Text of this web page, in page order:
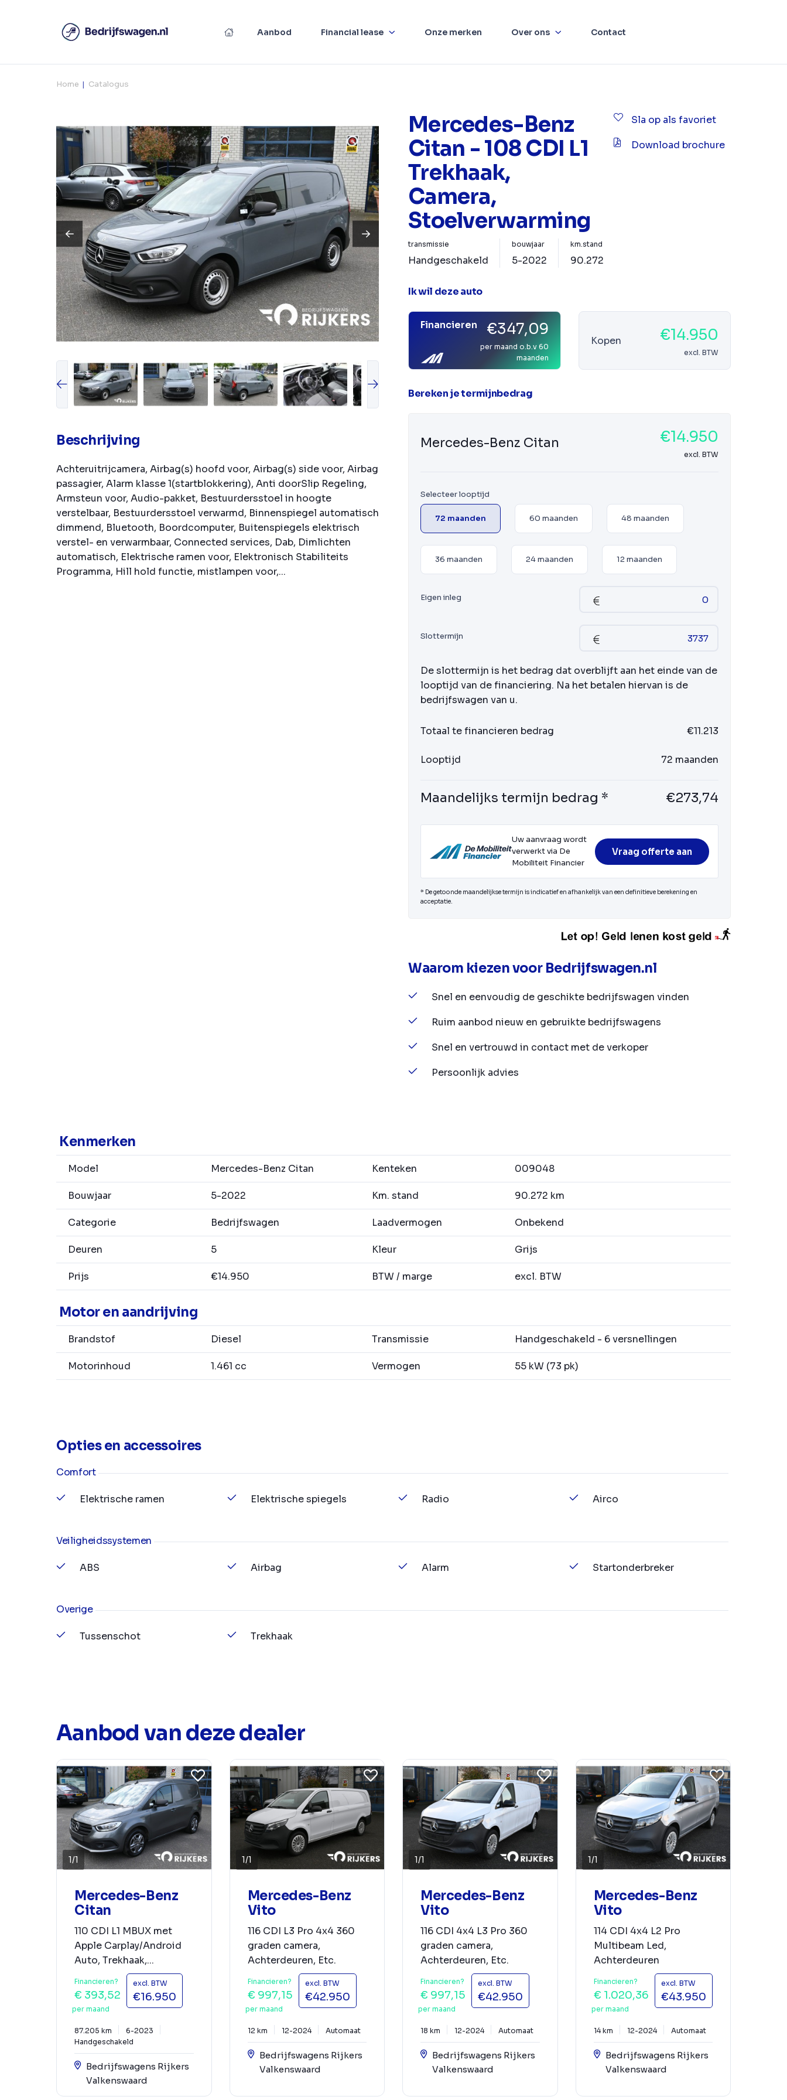
Aanbod Financial lease Onze merken Over ons Contact
Home Catalogus
Beschrijving
Achteruitrijcamera, Airbag(s) hoofd voor, Airbag(s) side voor, Airbag
passagier, Alarm klasse 1(startblokkering), Anti doorSlip Regeling,
Armsteun voor, Audio-pakket, Bestuurdersstoel in hoogte
verstelbaar, Bestuurdersstoel verwarmd, Binnenspiegel automatisch
dimmend, Bluetooth, Boordcomputer, Buitenspiegels elektrisch
verstel- en verwarmbaar, Connected services, Dab, Dimlichten
automatisch, Elektrische ramen voor, Elektronisch Stabiliteits
Programma, Hill hold functie, mistlampen voor,...
Mercedes-Benz
Citan - 108 CDI L1
Trekhaak,
Camera,
Stoelverwarming
Sla op als favoriet
Download brochure
transmissie
Handgeschakeld
bouwjaar
5-2022
km.stand
90.272
Ik wil deze auto
Financieren €347,09
per maand o.b.v 60
maanden
Kopen €14.950
excl. BTW
Bereken je termijnbedrag
Mercedes-Benz Citan €14.950
excl. BTW
Selecteer looptijd
72 maanden 60 maanden 48 maanden
36 maanden 24 maanden 12 maanden
Eigen inleg
Slottermijn
De slottermijn is het bedrag dat overblijft aan het einde van de
looptijd van de financiering. Na het betalen hiervan is de
bedrijfswagen van u.
Totaal te financieren bedrag €11.213
Looptijd 72 maanden
Maandelijks termijn bedrag * €273,74
Uw aanvraag wordt
verwerkt via De
Mobiliteit Financier
Vraag offerte aan
* De getoonde maandelijkse termijn is indicatief en afhankelijk van een definitieve berekening en
acceptatie.
Waarom kiezen voor Bedrijfswagen.nl
Snel en eenvoudig de geschikte bedrijfswagen vinden
Ruim aanbod nieuw en gebruikte bedrijfswagens
Snel en vertrouwd in contact met de verkoper
Persoonlijk advies
Kenmerken
Model Mercedes-Benz Citan Kenteken 009048
Bouwjaar 5-2022 Km. stand 90.272 km
Categorie Bedrijfswagen Laadvermogen Onbekend
Deuren 5 Kleur Grijs
Prijs €14.950 BTW / marge excl. BTW
Motor en aandrijving
Brandstof Diesel Transmissie Handgeschakeld - 6 versnellingen
Motorinhoud 1.461 cc Vermogen 55 kW (73 pk)
Opties en accessoires
Comfort
Elektrische ramen Elektrische spiegels Radio Airco
Veiligheidssystemen
ABS Airbag Alarm Startonderbreker
Overige
Tussenschot Trekhaak
Aanbod van deze dealer
1/1
Mercedes-Benz
Citan
110 CDI L1 MBUX met
Apple Carplay/Android
Auto, Trekhaak,...
Financieren?
€ 393,52
per maand
excl. BTW
€16.950
87.205 km
6-2023
Handgeschakeld
Bedrijfswagens Rijkers
Valkenswaard
1/1
Mercedes-Benz
Vito
116 CDI L3 Pro 4x4 360
graden camera,
Achterdeuren, Etc.
Financieren?
€ 997,15
per maand
excl. BTW
€42.950
12 km 12-2024 Automaat
Bedrijfswagens Rijkers
Valkenswaard
1/1
Mercedes-Benz
Vito
116 CDI 4x4 L3 Pro 360
graden camera,
Achterdeuren, Etc.
Financieren?
€ 997,15
per maand
excl. BTW
€42.950
18 km 12-2024 Automaat
Bedrijfswagens Rijkers
Valkenswaard
1/1
Mercedes-Benz
Vito
114 CDI 4x4 L2 Pro
Multibeam Led,
Achterdeuren
Financieren?
€ 1.020,36
per maand
excl. BTW
€43.950
14 km 12-2024 Automaat
Bedrijfswagens Rijkers
Valkenswaard